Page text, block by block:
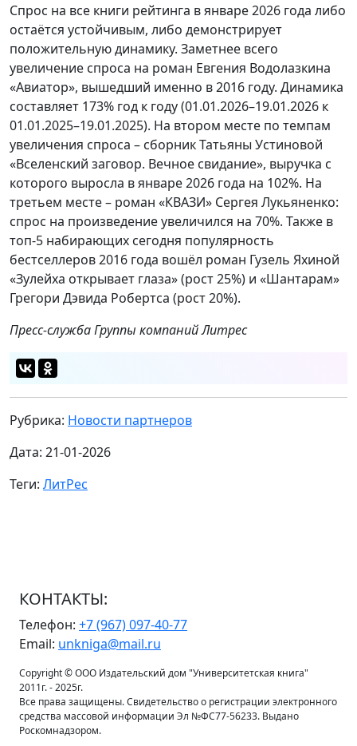
Спрос на все книги рейтинга в январе 2026 года либо
остаётся устойчивым, либо демонстрирует
положительную динамику. Заметнее всего
увеличение спроса на роман Евгения Водолазкина
«Авиатор», вышедший именно в 2016 году. Динамика
составляет 173% год к году (01.01.2026–19.01.2026 к
01.01.2025–19.01.2025). На втором месте по темпам
увеличения спроса – сборник Татьяны Устиновой
«Вселенский заговор. Вечное свидание», выручка с
которого выросла в январе 2026 года на 102%. На
третьем месте – роман «КВАЗИ» Сергея Лукьяненко:
спрос на произведение увеличился на 70%. Также в
топ-5 набирающих сегодня популярность
бестселлеров 2016 года вошёл роман Гузель Яхиной
«Зулейха открывает глаза» (рост 25%) и «Шантарам»
Грегори Дэвида Робертса (рост 20%).
Пресс-служба Группы компаний Литрес
Рубрика: Новости партнеров
Дата: 21-01-2026
Теги: ЛитРес
КОНТАКТЫ:
Телефон: +7 (967) 097-40-77
Email: unkniga@mail.ru
Copyright © ООО Издательский дом "Университетская книга"
2011г. - 2025г.
Все права защищены. Свидетельство о регистрации электронного
средства массовой информации Эл №ФС77-56233. Выдано
Роскомнадзором.